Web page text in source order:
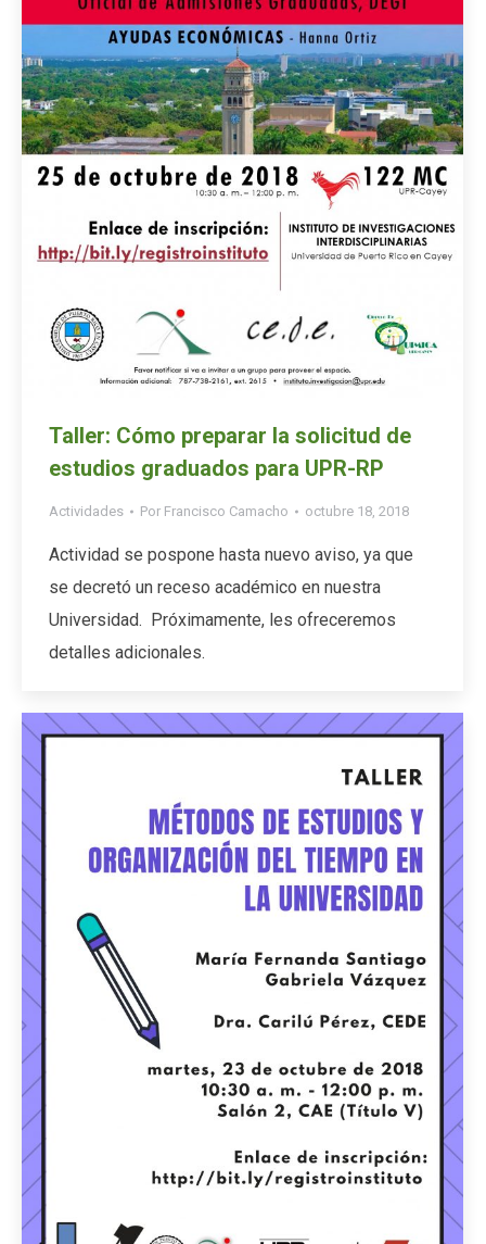
Taller: Cómo preparar la solicitud de
estudios graduados para UPR-RP
Actividades Por Francisco Camacho octubre 18, 2018
Actividad se pospone hasta nuevo aviso, ya que
se decretó un receso académico en nuestra
Universidad. Próximamente, les ofreceremos
detalles adicionales.